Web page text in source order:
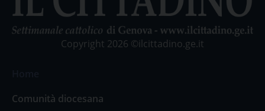
Copyright 2026 ©ilcittadino.ge.it
Comunità diocesana